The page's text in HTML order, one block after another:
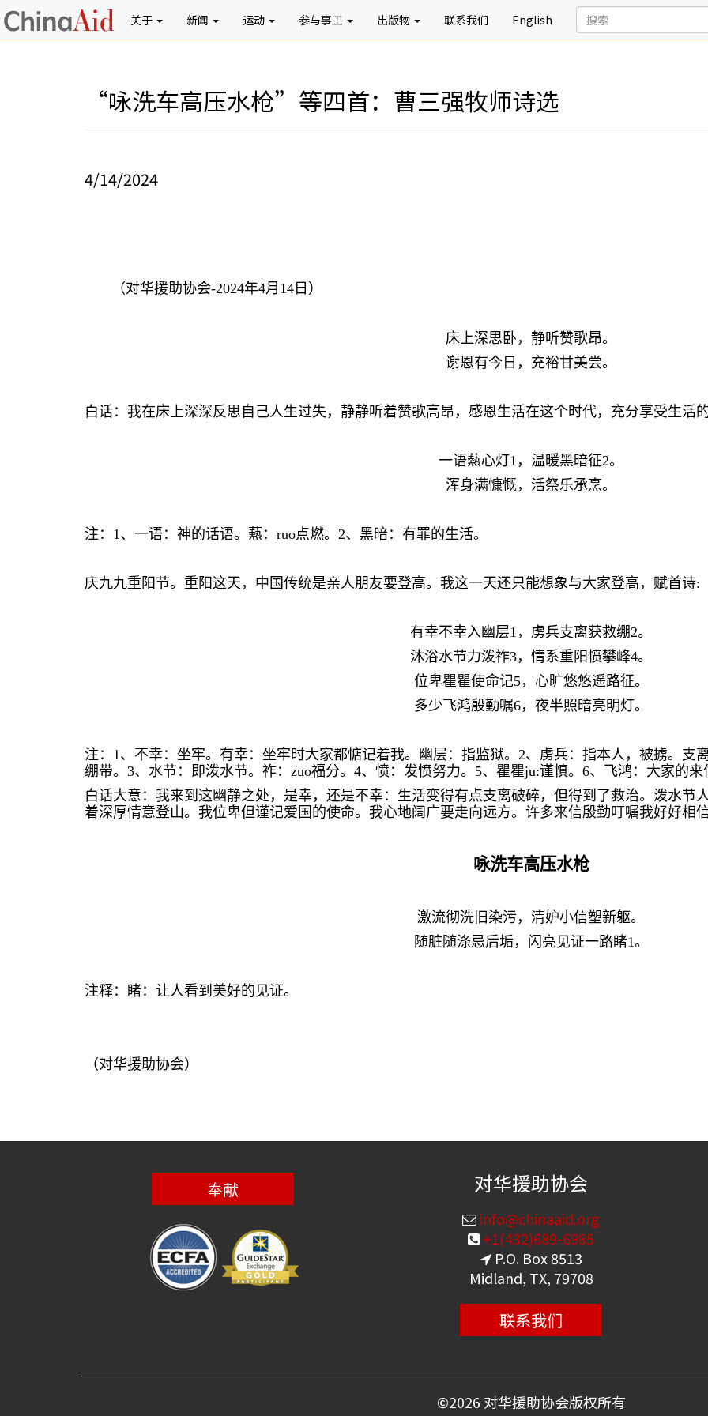
关于 新闻 运动 参与事工 出版物 联系我们 English
“咏洗车高压水枪”等四首：曹三强牧师诗选
4/14/2024
（对华援助协会-2024年4月 14日）
床上深思卧，静听赞歌昂。
谢恩有今日，充裕甘美尝。
白话：我在床上深深反思自己人生过失，静静听着赞歌高昂，感恩生活在这个时代，充分享受生活
一语爇心灯1 ，温暖黑暗征2。
浑身满慷慨，活祭乐承烹。
注： 1、一语：神的话语。爇： ruo点燃。 2、黑暗：有罪的生活。
庆九九重阳节。重阳这天，中国传统是亲人朋友要登高。我这一天还只能想象与大家登高，赋首诗:
有幸不幸入幽层1 ，虏兵支离获救绷2。
沐浴水节力泼祚3，情系重阳愤攀峰4。
位卑瞿瞿使命记5，心旷悠悠遥路征。
多少飞鸿殷勤嘱6，夜半照暗亮明灯。
注： 1、不幸：坐牢。有幸：坐牢时大家都惦记着我。幽层：指监狱。 2、虏兵：指本人，被掳。支
绷带。 3、水节：即泼水节。祚： zuo福分。 4、愤：发愤努力。 5、瞿瞿ju:谨慎。 6、飞鸿：大家的来
白话大意：我来到这幽静之处，是幸，还是不幸：生活变得有点支离破碎，但得到了救治。泼水节
着深厚情意登山。我位卑但谨记爱国的使命。我心地阔广要走向远方。许多来信殷勤叮嘱我好好相
咏洗车高压水枪
激流彻洗旧染污，清妒小信塑新躯。
随脏随涤忌后垢，闪亮见证一路睹1。
注释：睹：让人看到美好的见证。
（对华援助协会）
奉献 对华援助协会
info@chinaaid.org
+1(432)689-6985
P.O. Box 8513
Midland, TX, 79708
联系我们
©2026 对华援助协会版权所有